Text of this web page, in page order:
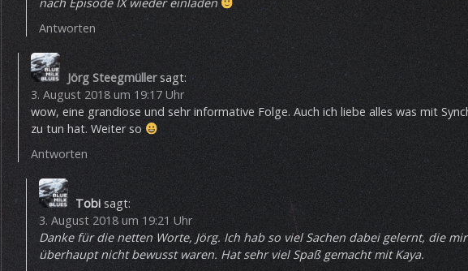
Antworten
Jörg Steegmüller sagt:
3. August 2018 um 19:17 Uhr
wow, eine grandiose und sehr informative Folge. Auch ich liebe alles was mit
zu tun hat. Weiter so
Antworten
Tobi sagt:
3. August 2018 um 19:21 Uhr
Danke für die netten Worte, Jörg. Ich hab so viel Sachen dabei gelernt, die
überhaupt nicht bewusst waren. Hat sehr viel Spaß gemacht mit Kaya.